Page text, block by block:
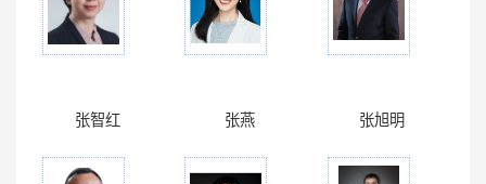
张智红 张燕 张旭明